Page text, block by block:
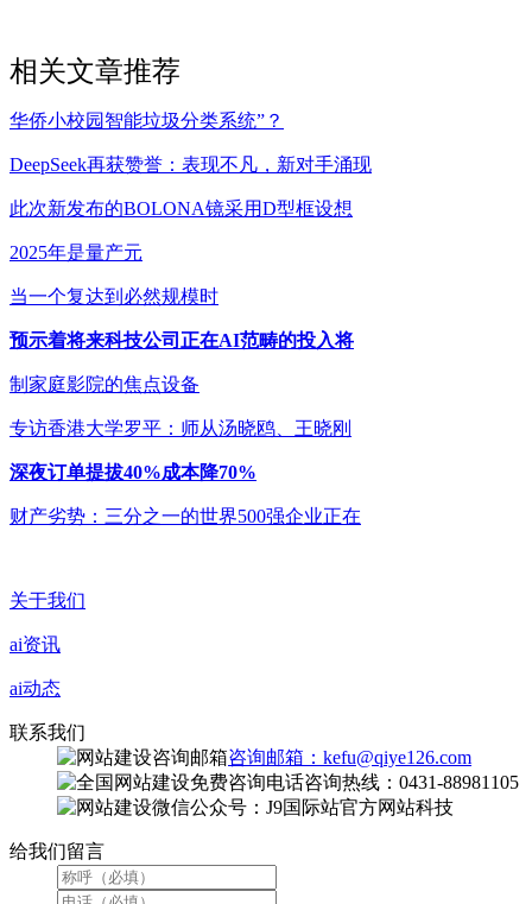
相关文章推荐
华侨小校园智能垃圾分类系统”？
DeepSeek再获赞誉：表现不凡，新对手涌现
此次新发布的BOLONA镜采用D型框设想
2025年是量产元
当一个复达到必然规模时
预示着将来科技公司正在AI范畴的投入将
制家庭影院的焦点设备
专访香港大学罗平：师从汤晓鸥、王晓刚
深夜订单提拔40%成本降70%
财产劣势：三分之一的世界500强企业正在
关于我们
ai资讯
ai动态
联系我们
咨询邮箱：kefu@qiye126.com
咨询热线：0431-88981105
微信公众号：J9国际站官方网站科技
给我们留言